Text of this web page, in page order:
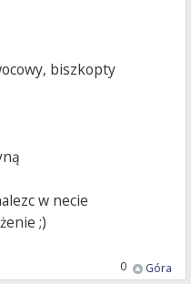
biszkopty
w necie
;)
Góra
0